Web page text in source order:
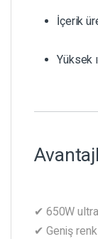
İçerik
Yüksek
✔ 650W ultra
✔ Geniş renk